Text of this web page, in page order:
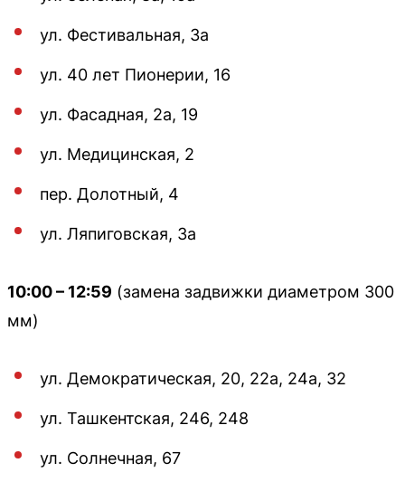
ул. Фестивальная, 3а
ул. 40 лет Пионерии, 16
ул. Фасадная, 2а, 19
ул. Медицинская, 2
пер. Долотный, 4
ул. Ляпиговская, 3а
10:00 – 12:59 (замена задвижки диаметром 300
мм)
ул. Демократическая, 20, 22а, 24а, 32
ул. Ташкентская, 246, 248
ул. Солнечная, 67